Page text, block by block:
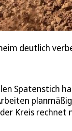
deutlich
Spatenstich
Kreis rechnet